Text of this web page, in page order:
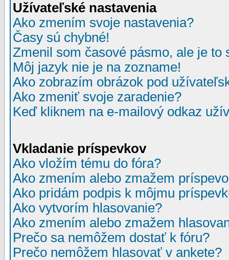
Užívateľské nastavenia
Ako zmením svoje nastavenia?
Časy sú chybné!
Zmenil som časové pásmo, ale je to
Môj jazyk nie je na zozname!
Ako zobrazím obrázok pod
Ako zmeniť svoje zaradenie?
Keď kliknem na e-mailový odkaz
Vkladanie príspevkov
Ako vložím tému do fóra?
Ako zmením alebo zmažem
Ako pridám podpis k môjmu
Ako vytvorím hlasovanie?
Ako zmením alebo zmažem
Prečo sa nemôžem dostať k fóru?
Prečo nemôžem hlasovať v ankete?